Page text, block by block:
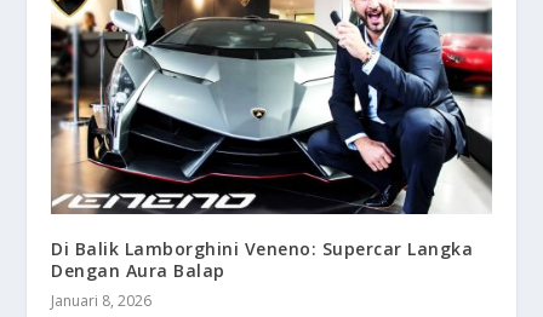
Di Balik Lamborghini Veneno: Supercar Langka
Dengan Aura Balap
Januari 8, 2026